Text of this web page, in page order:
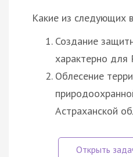
Какие из следующих
Создание
характерно для
Облесение
Астраханской